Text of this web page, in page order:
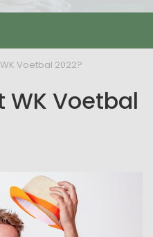
Voetbal 2022?
WK Voetbal